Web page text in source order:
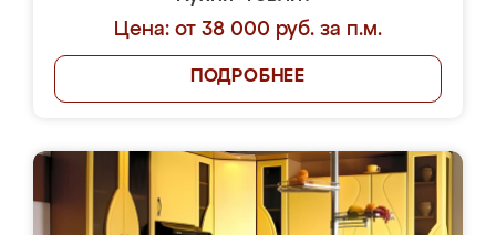
Цена: от 38 000 руб. за п.м.
ПОДРОБНЕЕ